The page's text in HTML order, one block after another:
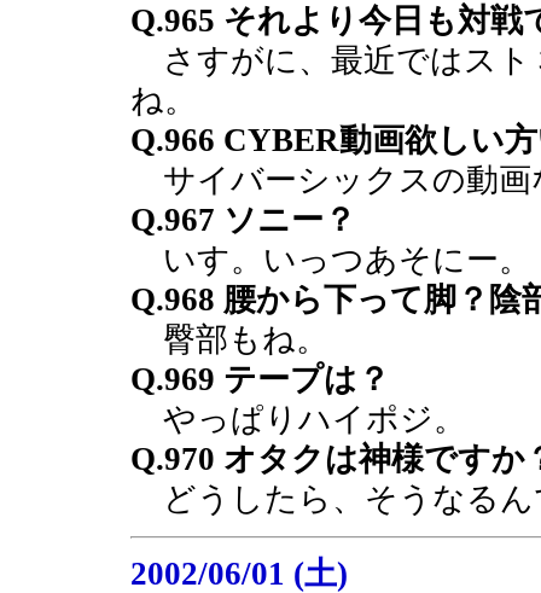
Q.965 それより今日も対
さすがに、最近ではスト
ね。
Q.966 CYBER動画欲しい
サイバーシックスの動画
Q.967 ソニー？
いす。いっつあそにー。
Q.968 腰から下って脚？陰
臀部もね。
Q.969 テープは？
やっぱりハイポジ。
Q.970 オタクは神様ですか
どうしたら、そうなるん
2002/06/01 (土)